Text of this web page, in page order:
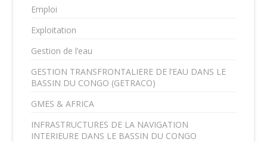
Emploi
Exploitation
Gestion de l’eau
GESTION TRANSFRONTALIERE DE l’EAU DANS LE
BASSIN DU CONGO (GETRACO)
GMES & AFRICA
INFRASTRUCTURES DE LA NAVIGATION
INTERIEURE DANS LE BASSIN DU CONGO